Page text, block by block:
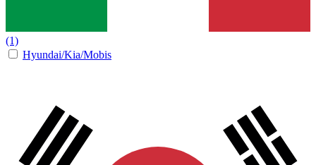
(1)
Hyundai/Kia/Mobis